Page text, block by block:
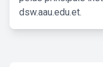
dsw.aau.edu.et.